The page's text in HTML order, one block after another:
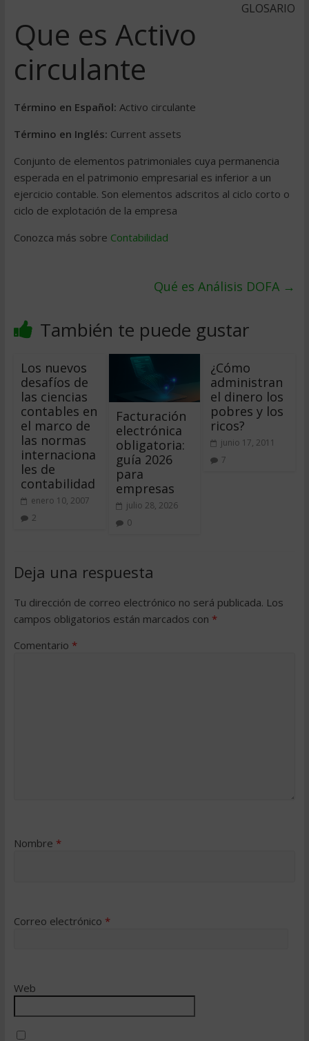
GLOSARIO
Que es Activo
circulante
Término en Español: Activo circulante
Término en Inglés: Current assets
Conjunto de elementos patrimoniales cuya permanencia
esperada en el patrimonio empresarial es inferior a un
ejercicio contable. Son elementos adscritos al ciclo corto o
ciclo de explotación de la empresa
Conozca más sobre Contabilidad
Qué es Análisis DOFA →
También te puede gustar
Los nuevos
desafíos de
las ciencias
contables en
el marco de
las normas
internaciona
les de
contabilidad
enero 10, 2007
2
Facturación
electrónica
obligatoria:
guía 2026
para
empresas
julio 28, 2026
0
¿Cómo
administran
el dinero los
pobres y los
ricos?
junio 17, 2011
7
Deja una respuesta
Tu dirección de correo electrónico no será publicada. Los
campos obligatorios están marcados con *
Comentario *
Nombre *
Correo electrónico *
Web